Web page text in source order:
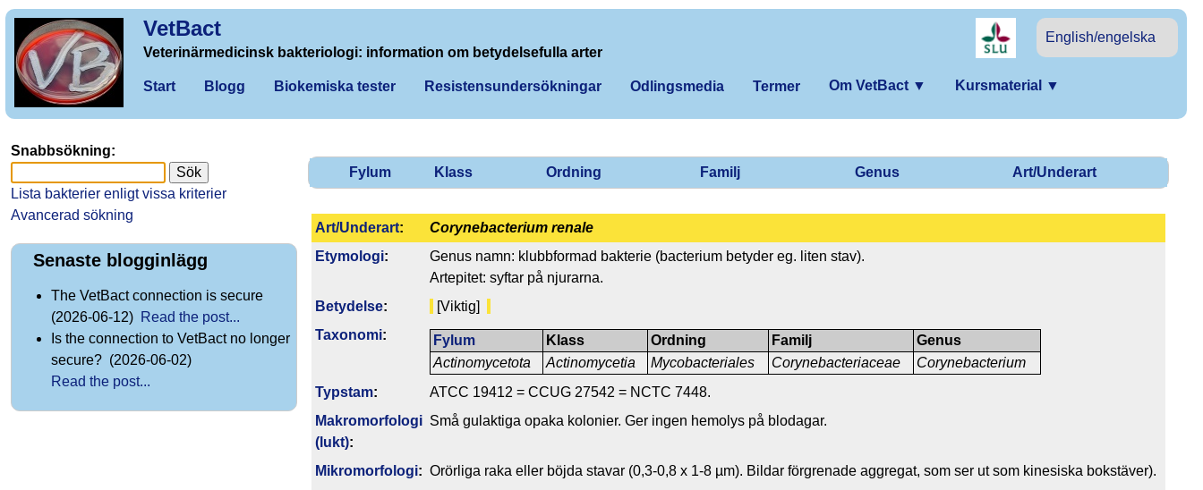
VetBact
English/engelska
Veterinärmedicinsk bakteriologi: information om betydelsefulla arter
Start Blogg Biokemiska tester Resistensundersökningar Odlingsmedia Termer Om VetBact ▼ Kursmaterial ▼
Fylum Klass Ordning Familj Genus Art/Underart
Art/Underart:
Corynebacterium renale
Etymologi:
Genus namn: klubbformad bakterie (bacterium betyder eg. liten stav).
Artepitet: syftar på njurarna.
Betydelse:
[Viktig]
Taxonomi:
Fylum
Actinomycetota
Klass
Actinomycetia
Ordning
Mycobacteriales
Familj
Corynebacteriaceae
Genus
Corynebacterium
Typstam:
ATCC 19412 = CCUG 27542 = NCTC 7448.
Makromorfologi
(lukt):
Små gulaktiga opaka kolonier. Ger ingen hemolys på blodagar.
Mikromorfologi: Orörliga raka eller böjda stavar (0,3-0,8 x 1-8 µm). Bildar förgrenade aggregat, som ser ut som kinesiska bokstäver).
Snabbsökning:
Lista bakterier enligt vissa kriterier
Avancerad sökning
Senaste blogginlägg
The VetBact connection is secure
(2026-06-12) Read the post...
Is the connection to VetBact no longer
secure? (2026-06-02)
Read the post...